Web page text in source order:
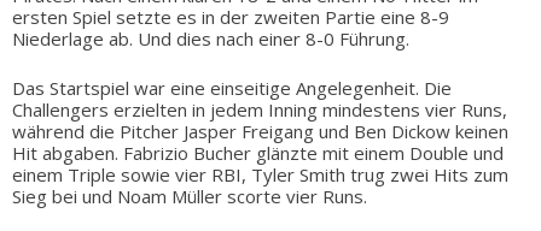
ersten Spiel setzte es in der zweiten Partie eine 8-9
Niederlage ab. Und dies nach einer 8-0 Führung.
Das Startspiel war eine einseitige Angelegenheit. Die
Challengers erzielten in jedem Inning mindestens vier Runs,
während die Pitcher Jasper Freigang und Ben Dickow keinen
Hit abgaben. Fabrizio Bucher glänzte mit einem Double und
einem Triple sowie vier RBI, Tyler Smith trug zwei Hits zum
Sieg bei und Noam Müller scorte vier Runs.